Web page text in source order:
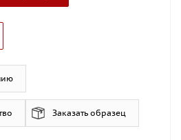
Заказать образец